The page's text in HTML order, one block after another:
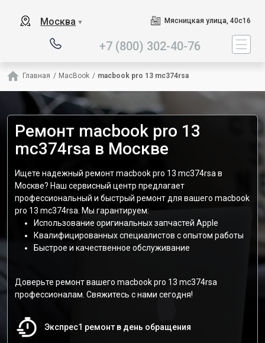
Москва ▼ Мясницкая улица, 40с16
+7 (800) 302-40-76
Главная / MacBook / macbook pro 13 mc374rsa
Ремонт macbook pro 13
mc374rsa в Москве
Ищете надежный ремонт macbook pro 13 mc374rsa в
Москве? Наш сервисный центр предлагает
профессиональный и быстрый ремонт для вашего macbook
pro 13 mc374rsa. Мы гарантируем:
Использование оригинальных запчастей Apple
Квалифицированных специалистов с опытом работы
Быстрое и качественное обслуживание
Доверьте ремонт вашего macbook pro 13 mc374rsa
профессионалам. Свяжитесь с нами сегодня!
Экспрес1 ремонт в день обращения